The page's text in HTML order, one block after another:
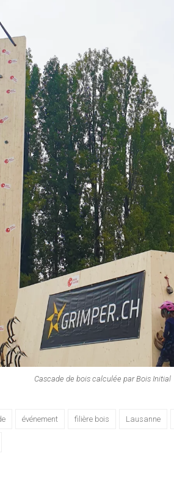
Cascade de bois calculée par Bois Initial
événement filière bois Lausanne